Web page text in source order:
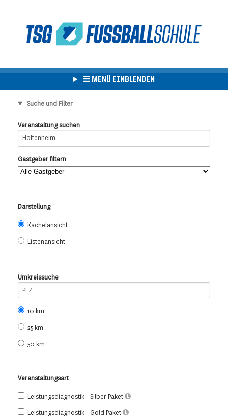
MENÜ EINBLENDEN
Suche und Filter
Veranstaltung suchen
Gastgeber filtern
Darstellung
Kachelansicht
Listenansicht
Umkreissuche
10 km
25 km
50 km
Veranstaltungsart
Leistungsdiagnostik - Silber Paket
Leistungsdiagnostik - Gold Paket